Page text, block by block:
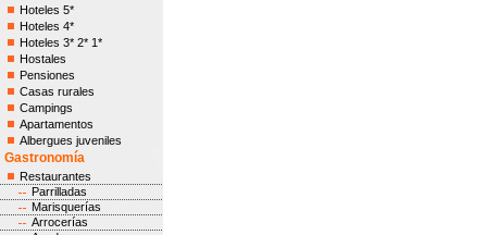
Hoteles 5*
Hoteles 4*
Hoteles 3* 2* 1*
Hostales
Pensiones
Casas rurales
Campings
Apartamentos
Albergues juveniles
Gastronomía
Restaurantes
Parrilladas
Marisquerías
Arrocerías